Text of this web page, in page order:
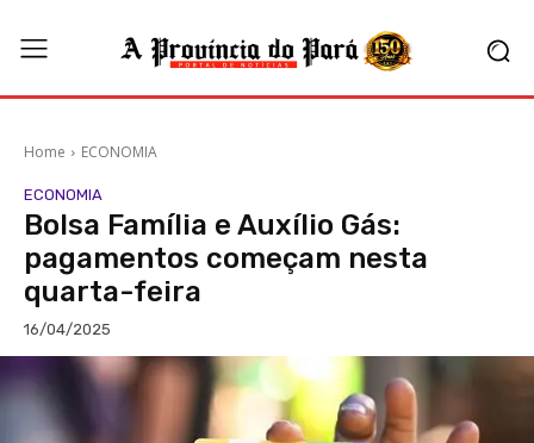
Home ECONOMIA
ECONOMIA
Bolsa Família e Auxílio Gás:
pagamentos começam nesta
quarta-feira
16/04/2025